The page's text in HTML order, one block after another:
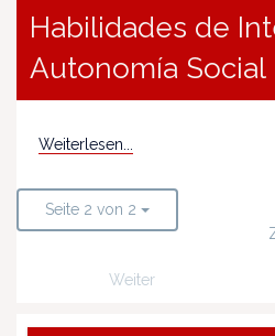
Habilidades de
Autonomía Social
Weiterlesen...
Seite 2 von 2
Weiter